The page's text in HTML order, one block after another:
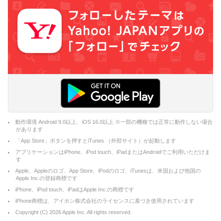
動作環境 Android 9.0以上、iOS 16.0以上 ※一部の機種では正常に動作しない場合
があります
「App Store」ボタンを押すとiTunes （外部サイト）が起動します
アプリケーションはiPhone、iPod touch、iPadまたはAndroidでご利用いただけま
す
Apple、Appleのロゴ、App Store、iPodのロゴ、iTunesは、米国および他国の
Apple Inc.の登録商標です
iPhone、iPod touch、iPadはApple Inc.の商標です
iPhone商標は、アイホン株式会社のライセンスに基づき使用されています
Copyright (C) 2026Apple Inc. All rights reserved.